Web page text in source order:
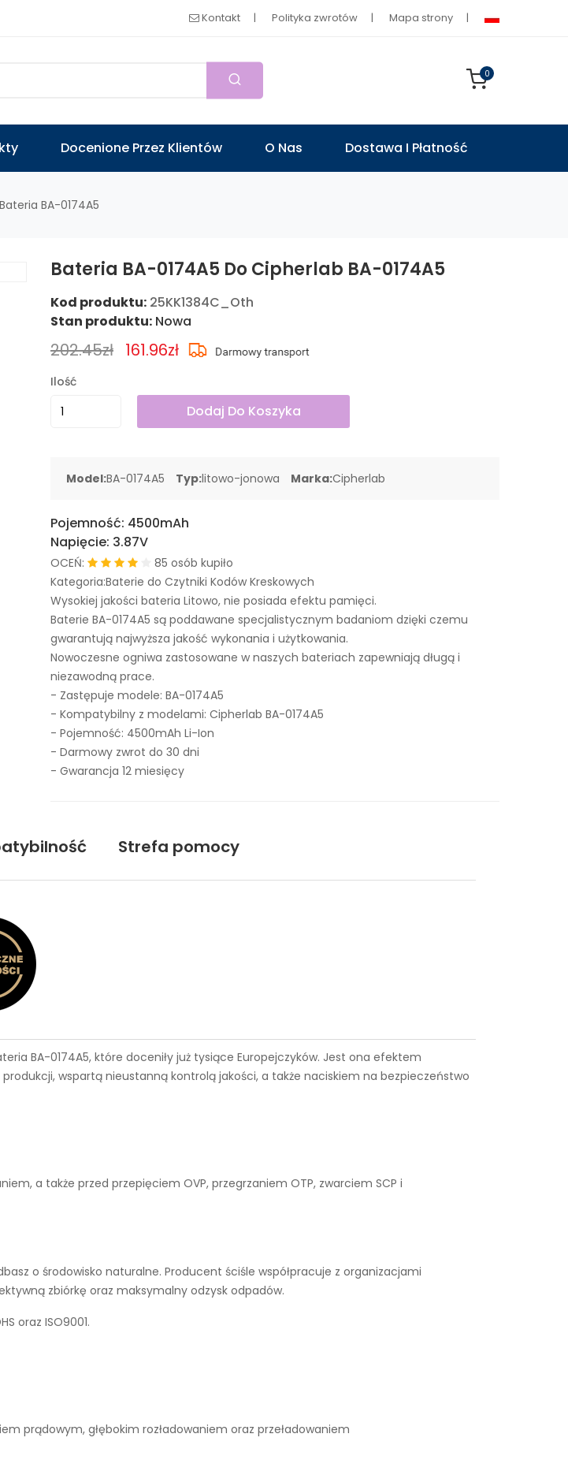
Kontakt Polityka zwrotów Mapa strony
0
Docenione Przez Klientów O Nas Dostawa I Płatność
Bateria BA-0174A5
Bateria BA-0174A5 Do Cipherlab BA-0174A5
Kod produktu: 25KK1384C_Oth
Stan produktu: Nowa
202.45zł 161.96zł
Ilość
Dodaj Do Koszyka
Model:BA-0174A5 Typ:litowo-jonowa Marka:Cipherlab
Pojemność: 4500mAh
Napięcie: 3.87V
OCEŃ:
85 osób kupiło
Kategoria:Baterie do Czytniki Kodów Kreskowych
Wysokiej jakości bateria Litowo, nie posiada efektu pamięci.
Baterie BA-0174A5 są poddawane specjalistycznym badaniom dzięki czemu
gwarantują najwyższa jakość wykonania i użytkowania.
Nowoczesne ogniwa zastosowane w naszych bateriach zapewniają długą i
niezawodną prace.
- Zastępuje modele: BA-0174A5
- Kompatybilny z modelami: Cipherlab BA-0174A5
- Pojemność: 4500mAh Li-Ion
- Darmowy zwrot do 30 dni
- Gwarancja 12 miesięcy
Strefa pomocy
BA-0174A5, które doceniły już tysiące Europejczyków. Jest ona efektem
wspartą nieustanną kontrolą jakości, a także naciskiem na bezpieczeństwo
a także przed przepięciem OVP, przegrzaniem OTP, zwarciem SCP i
o środowisko naturalne. Producent ściśle współpracuje z organizacjami
zbiórkę oraz maksymalny odzysk odpadów.
oraz ISO9001.
prądowym, głębokim rozładowaniem oraz przeładowaniem